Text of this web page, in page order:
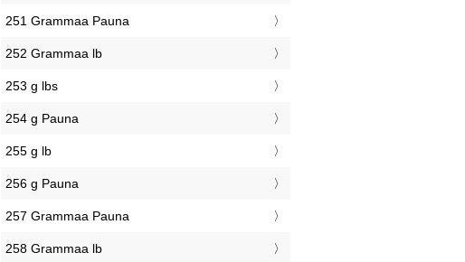
251 Grammaa Pauna
252 Grammaa lb
253 g lbs
254 g Pauna
255 g lb
256 g Pauna
257 Grammaa Pauna
258 Grammaa lb